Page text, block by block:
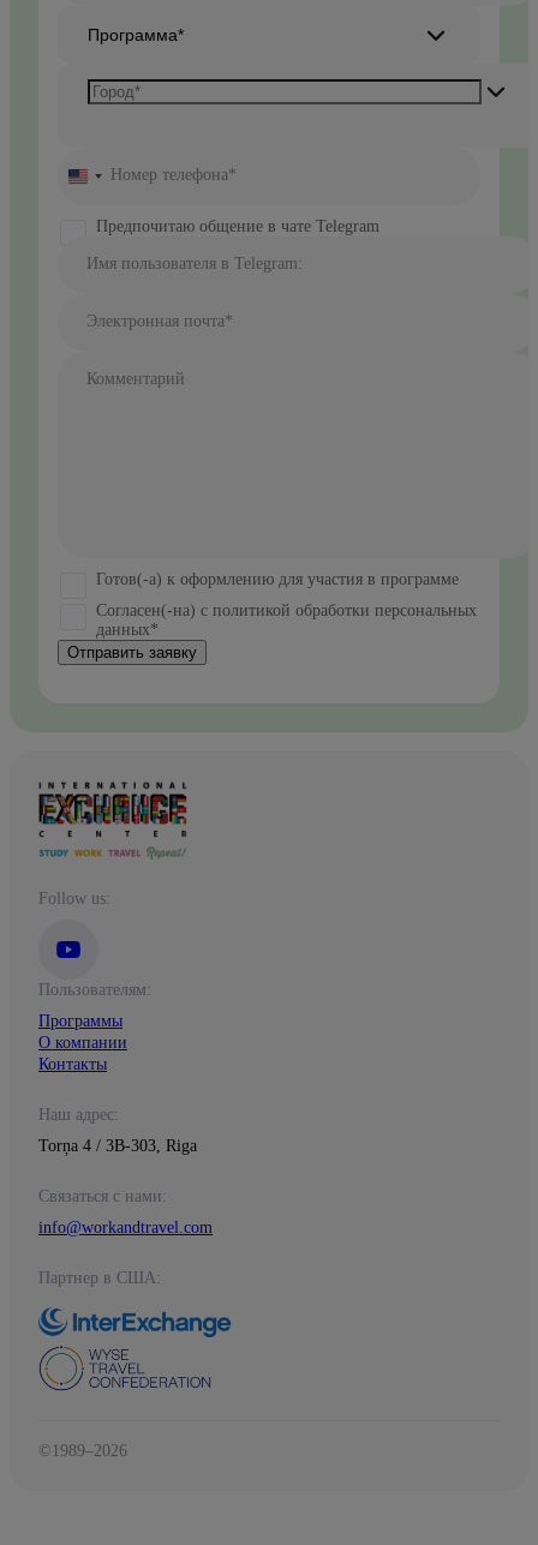
Программа*
United
+1
Номер телефона*
Предпочитаю общение в чате Telegram
Имя пользователя в Telegram:
Электронная почта*
Комментарий
Готов(-а) к оформлению для участия в программе
Согласен(-на) с политикой обработки персональных
данных*
Отправить заявку
Follow us:
Пользователям:
Программы
О компании
Контакты
Наш адрес:
Torņa 4 / 3B-303, Riga
Связаться с нами:
info@workandtravel.com
Партнер в США:
©1989–2026